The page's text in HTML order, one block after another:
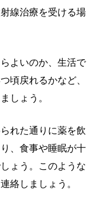
線治療を受ける場
よいのか、生活で
頃戻れるかなど、
しょう。
れた通りに薬を飲
、食事や睡眠が十
ょう。このような
絡しましょう。